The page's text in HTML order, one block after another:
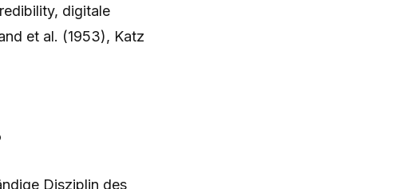
digitale
et al. (1953), Katz
Disziplin des